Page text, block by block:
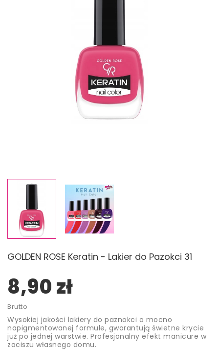
GOLDEN ROSE Keratin - Lakier do Pazokci 31
8,90 zł
Brutto
Wysokiej jakości lakiery do paznokci o mocno
napigmentowanej formule, gwarantują świetne krycie
już po jednej warstwie. Profesjonalny efekt manicure w
zaciszu własnego domu.